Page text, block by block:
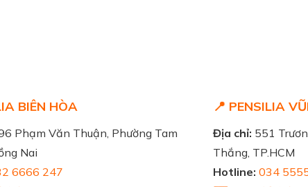
BIÊN HÒA
Phạm Văn Thuận, Phường Tam
Nai
6666 247
📍 PENSILIA
Địa chỉ: 551
Thắng, TP.HCM
Hotline: 034